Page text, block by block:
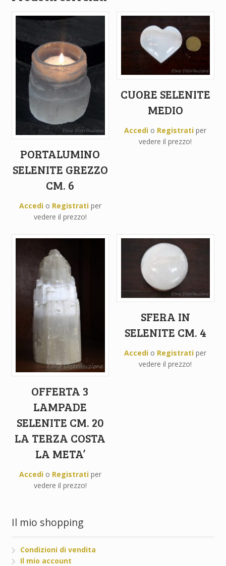
PORTALUMINO
SELENITE GREZZO
CM. 6
Accedio Registratiper
vedere il prezzo!
CUORE SELENITE
MEDIO
Accedi o Registrati per
vedere il prezzo!
OFFERTA 3
LAMPADE
SELENITE CM. 20
LA TERZA COSTA
LA META’
Accedio Registratiper
vedere il prezzo!
SFERA IN
SELENITE CM. 4
Accedi o Registrati per
vedere il prezzo!
Il mio shopping
Condizioni di vendita
Il mio account